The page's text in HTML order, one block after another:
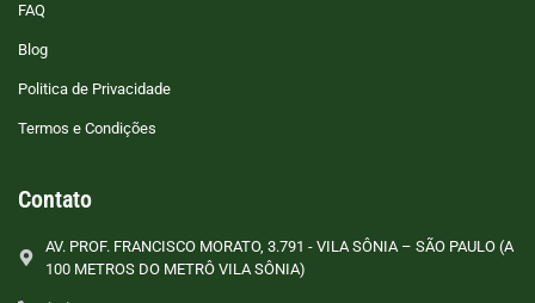
FAQ
Blog
Politica de Privacidade
Termos e Condições
Contato
AV. PROF. FRANCISCO MORATO, 3.791 - VILA SÔNIA – SÃO PAULO (A
100 METROS DO METRÔ VILA SÔNIA)